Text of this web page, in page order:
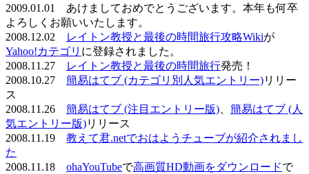
2009.01.01 あけましておめでとうございます。本年も何卒
よろしくお願いいたします。
2008.12.02
レイトン教授と最後の時間旅行攻略Wikiが
Yahoo!カテゴリ に登録されました。
2008.11.27
レイトン教授と最後の時間旅行発売！
2008.10.27 簡易はてブ (カテゴリ別人気エントリー)リリー
ス
2008.11.26 簡易はてブ (注目エントリー版)
簡易はてブ (人
気エントリー版)リリース
2008.11.19 教えて君.netでおはようチューブが紹介されまし
た
2008.11.18 ohaYouTubeで高画質HD動画をダウンロードで